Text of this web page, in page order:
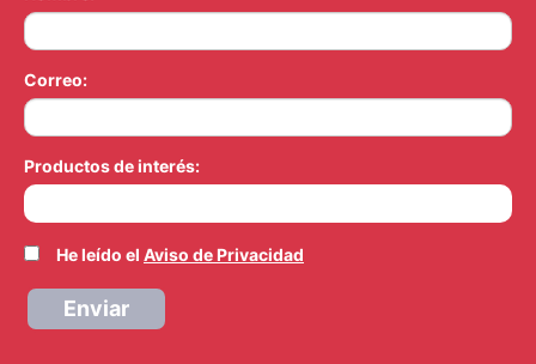
Correo:
Productos de interés:
He leído el Aviso de Privacidad
Enviar